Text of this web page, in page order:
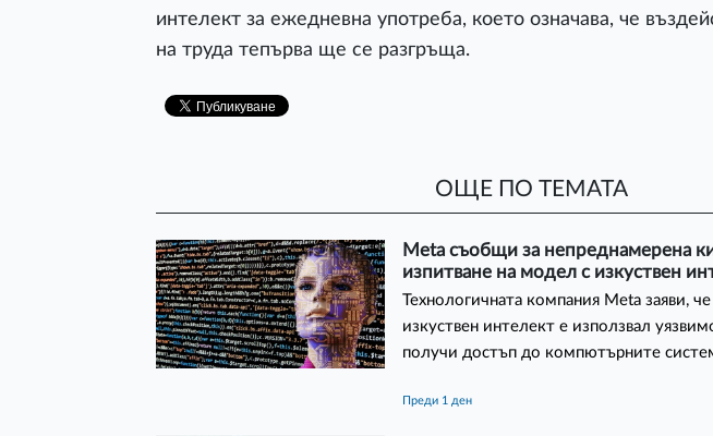
интелект за ежедневна употреба, което означава, че
на труда тепърва ще се разгръща.
ОЩЕ ПО ТЕМАТА
Meta съобщи за непреднамерена
изпитване на модел с изкуствен
Технологичната компания Meta заяви,
изкуствен интелект е използвал
получи достъп до компютърните
преди 1 ден